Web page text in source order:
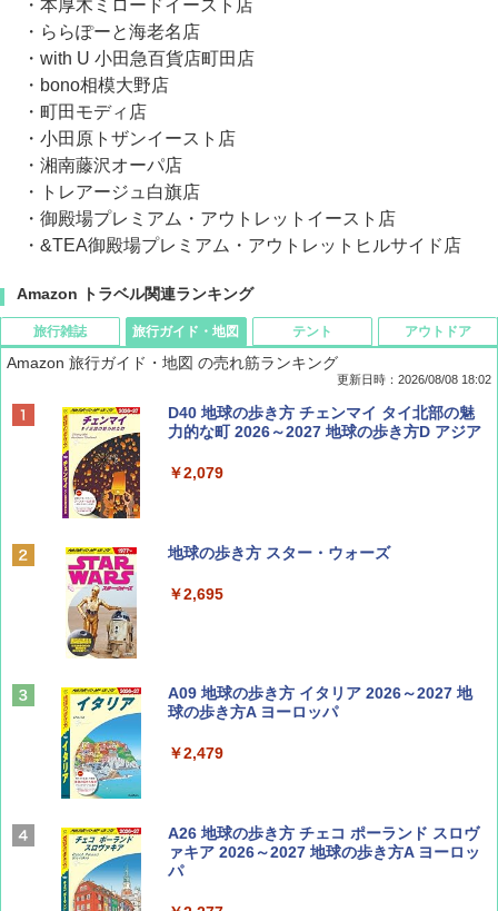
・本厚木ミロードイースト店
・ららぽーと海老名店
・with U 小田急百貨店町田店
・bono相模大野店
・町田モディ店
・小田原トザンイースト店
・湘南藤沢オーパ店
・トレアージュ白旗店
・御殿場プレミアム・アウトレットイースト店
・&TEA御殿場プレミアム・アウトレットヒルサイド店
Amazon トラベル関連ランキング
旅行雑誌
BE-PAL(ビ-パル) 2026年 9 月号【特別付録:
SOTO ミニマル"旅"財布 ランダム2種】
￥1,500
ディズニーファン ２０２６年 ９月号 [雑
山と溪谷 2026年8月号「南アルプス大全」
Coyote No.89 特集 星野道夫 夢見る旅
￥1,540
旅行ガイド・地図
Amazon 旅行ガイド・地図 の売れ筋ランキング
更新日時：2026/08/08 18:02
D40 地球の歩き方 チェンマイ タイ北部の魅
力的な町 2026～2027 地球の歩き方D アジア
￥2,079
地球の歩き方 スター・ウォーズ
￥2,695
A09 地球の歩き方 イタリア 2026～2027 地
球の歩き方A ヨーロッパ
￥2,479
A26 地球の歩き方 チェコ ポーランド スロヴ
ァキア 2026～2027 地球の歩き方A ヨーロッ
パ
テント アウトドア